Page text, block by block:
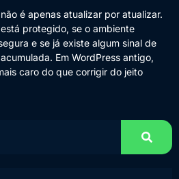
é apenas atualizar por atualizar.
protegido, se o ambiente
e se já existe algum sinal de
Em WordPress antigo,
caro do que corrigir do jeito